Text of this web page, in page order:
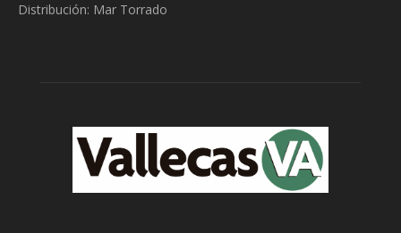
Distribución: Mar Torrado